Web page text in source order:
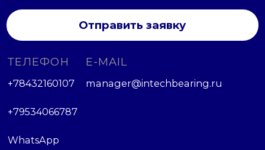
Отправить заявку
ТЕЛЕФОН
+78432160107
+79534066787
WhatsApp
E-MAIL
manager@intechbearing.ru